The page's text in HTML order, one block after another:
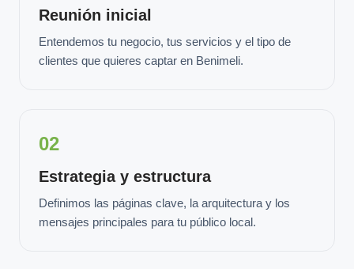
Reunión inicial
Entendemos tu negocio, tus servicios y el tipo de
clientes que quieres captar en Benimeli.
02
Estrategia y estructura
Definimos las páginas clave, la arquitectura y los
mensajes principales para tu público local.